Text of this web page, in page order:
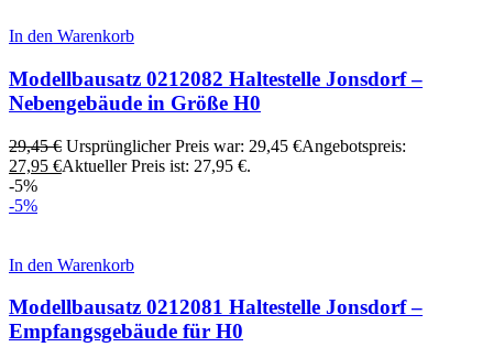
In den Warenkorb
Modellbausatz 0212082 Haltestelle Jonsdorf –
Nebengebäude in Größe H0
29,45€ Ursprünglicher Preis war: 29,45 €Angebotspreis:
27,95 €Aktueller Preis ist: 27,95 €.
-5%
-5%
In den Warenkorb
Modellbausatz 0212081 Haltestelle Jonsdorf –
Empfangsgebäude für H0